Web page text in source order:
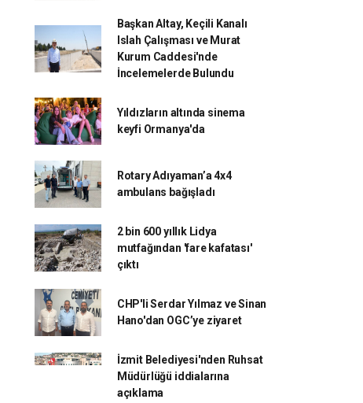
Başkan Altay, Keçili Kanalı
Islah Çalışması ve Murat
Kurum Caddesi'nde
İncelemelerde Bulundu
Yıldızların altında sinema
keyfi Ormanya'da
Rotary Adıyaman’a 4x4
ambulans bağışladı
2 bin 600 yıllık Lidya
mutfağından 'fare kafatası'
çıktı
CHP'li Serdar Yılmaz ve Sinan
Hano'dan OGC’ye ziyaret
İzmit Belediyesi'nden Ruhsat
Müdürlüğü iddialarına
açıklama